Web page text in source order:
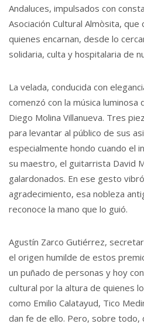
Andaluces, impulsados con
Asociación Cultural Almòsita, que
quienes encarnan, desde lo
solidaria, culta y hospitalaria de
La velada, conducida con
comenzó con la música
Diego Molina Villanueva. Tres
para levantar al público de sus
especialmente hondo cuando el
su maestro, el guitarrista David
galardonados. En ese gesto
agradecimiento, esa nobleza
reconoce la mano que lo guió.
Agustín Zarco Gutiérrez,
el origen humilde de estos
un puñado de personas y hoy
cultural por la altura de quienes
como Emilio Calatayud, Tico
dan fe de ello. Pero, sobre todo,